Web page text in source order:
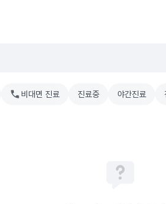
비대면 진료 진료중 야간진료